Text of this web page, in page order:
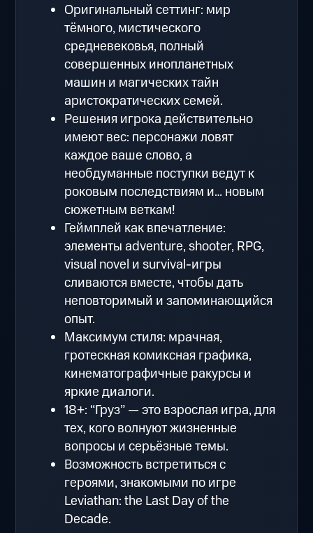
Оригинальный сеттинг: мир
тёмного, мистического
средневековья, полный
совершенных инопланетных
машин и магических тайн
аристократических семей.
Решения игрока действительно
имеют вес: персонажи ловят
каждое ваше слово, а
необдуманные поступки ведут к
роковым последствиям и… новым
сюжетным веткам!
Геймплей как впечатление:
элементы adventure, shooter, RPG,
visual novel и survival-игры
сливаются вместе, чтобы дать
неповторимый и запоминающийся
опыт.
Максимум стиля: мрачная,
гротескная комиксная графика,
кинематографичные ракурсы и
яркие диалоги.
18+: “Груз” — это взрослая игра, для
тех, кого волнуют жизненные
вопросы и серьёзные темы.
Возможность встретиться с
героями, знакомыми по игре
Leviathan: the Last Day of the
Decade.